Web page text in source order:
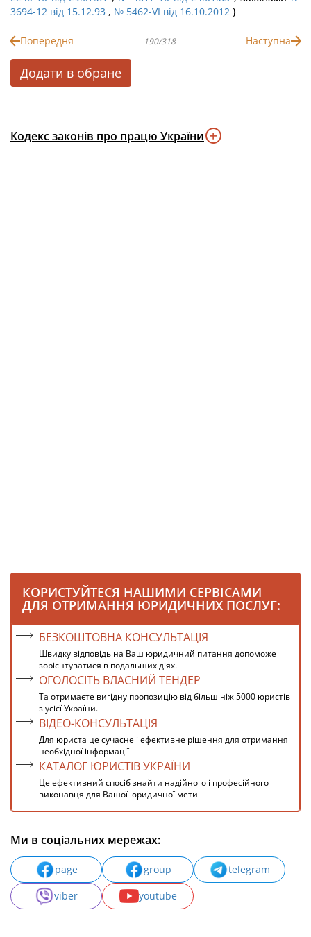
3694-12 від 15.12.93 , № 5462-VI від 16.10.2012 }
Попередня 190/318 Наступна
Додати в обране
Кодекс законів про працю України
КОРИСТУЙТЕСЯ НАШИМИ СЕРВІСАМИ
ДЛЯ ОТРИМАННЯ ЮРИДИЧНИХ ПОСЛУГ:
БЕЗКОШТОВНА КОНСУЛЬТАЦІЯ
Швидку відповідь на Ваш юридичний питання допоможе
зорієнтуватися в подальших діях.
ОГОЛОСІТЬ ВЛАСНИЙ ТЕНДЕР
Та отримаєте вигідну пропозицію від більш ніж 5000 юристів
з усієї України.
ВІДЕО-КОНСУЛЬТАЦІЯ
Для юриста це сучасне і ефективне рішення для отримання
необхідної інформації
КАТАЛОГ ЮРИСТІВ УКРАЇНИ
Це ефективний спосіб знайти надійного і професійного
виконавця для Вашої юридичної мети
Ми в соціальних мережах:
page group
telegram
viber
youtube